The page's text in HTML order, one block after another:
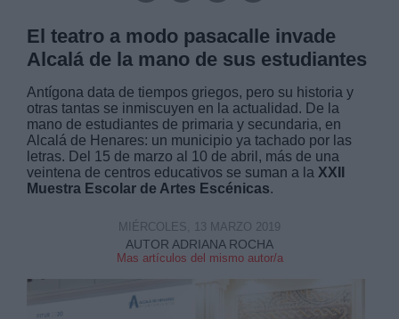
El teatro a modo pasacalle invade
Alcalá de la mano de sus estudiantes
Antígona data de tiempos griegos, pero su historia y
otras tantas se inmiscuyen en la actualidad. De la
mano de estudiantes de primaria y secundaria, en
Alcalá de Henares: un municipio ya tachado por las
letras. Del 15 de marzo al 10 de abril, más de una
veintena de centros educativos se suman a la XXII
Muestra Escolar de Artes Escénicas.
AUTOR ADRIANA ROCHA
Mas artículos del mismo autor/a
MIÉRCOLES, 13 MARZO 2019
Legitimación:
Destinatarios:
Derechos: